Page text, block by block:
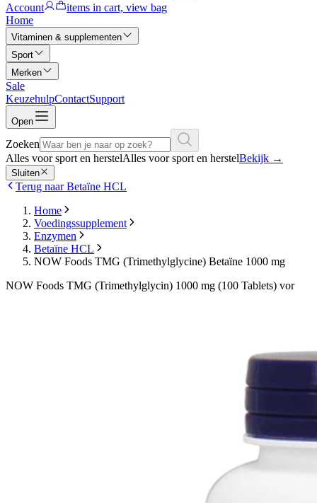
Account
items in cart, view bag
Home
Vitaminen & supplementen
Sport
Merken
Sale
KeuzehulpContactSupport
Open
Zoeken
Alles voor sport en herstelAlles voor sport en herstelBekijk →
Sluiten
Terug naar Betaïne HCL
Home
Voedingssupplement
Enzymen
Betaïne HCL
NOW Foods TMG (Trimethylglycine) Betaïne 1000 mg
NOW Foods TMG (Trimethylglycin) 1000 mg (100 Tablets) vor